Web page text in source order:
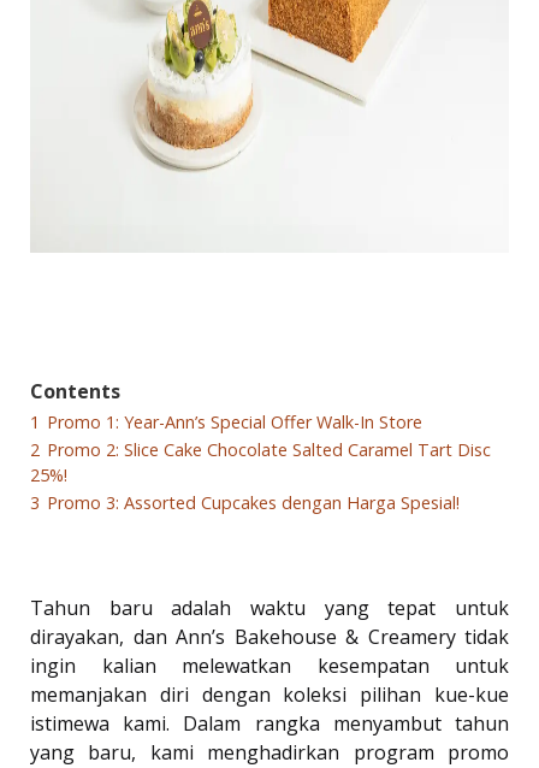
Contents
1 Promo 1: Year-Ann’s Special Offer Walk-In Store
2 Promo 2: Slice Cake Chocolate Salted Caramel Tart Disc
25%!
3 Promo 3: Assorted Cupcakes dengan Harga Spesial!
Tahun baru adalah waktu yang tepat untuk
dirayakan, dan Ann’s Bakehouse & Creamery tidak
ingin kalian melewatkan kesempatan untuk
memanjakan diri dengan koleksi pilihan kue-kue
istimewa kami. Dalam rangka menyambut tahun
yang baru, kami menghadirkan program promo